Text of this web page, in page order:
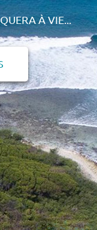
À VIE...